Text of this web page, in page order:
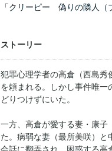
「クリーピー 偽りの隣人（
ストーリー
犯罪心理学者の高倉（西島秀
を頼まれる。しかし事件唯一
どりつけずにいた。
一方、高倉が愛する妻・康子
た。病弱な妻（最所美咲）